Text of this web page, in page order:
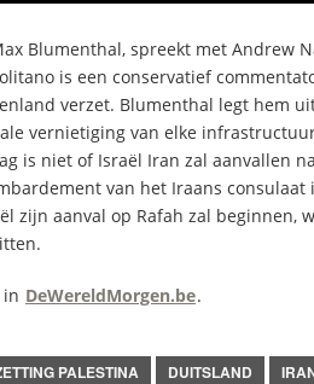
Blumenthal, spreekt met Andrew
is een conservatief
verzet. Blumenthal legt hem
vernietiging van elke
is niet of Israël Iran zal aanvallen
van het Iraans consulaat
zijn aanval op Rafah zal beginnen,
in DeWereldMorgen.be.
PALESTINA DUITSLAND